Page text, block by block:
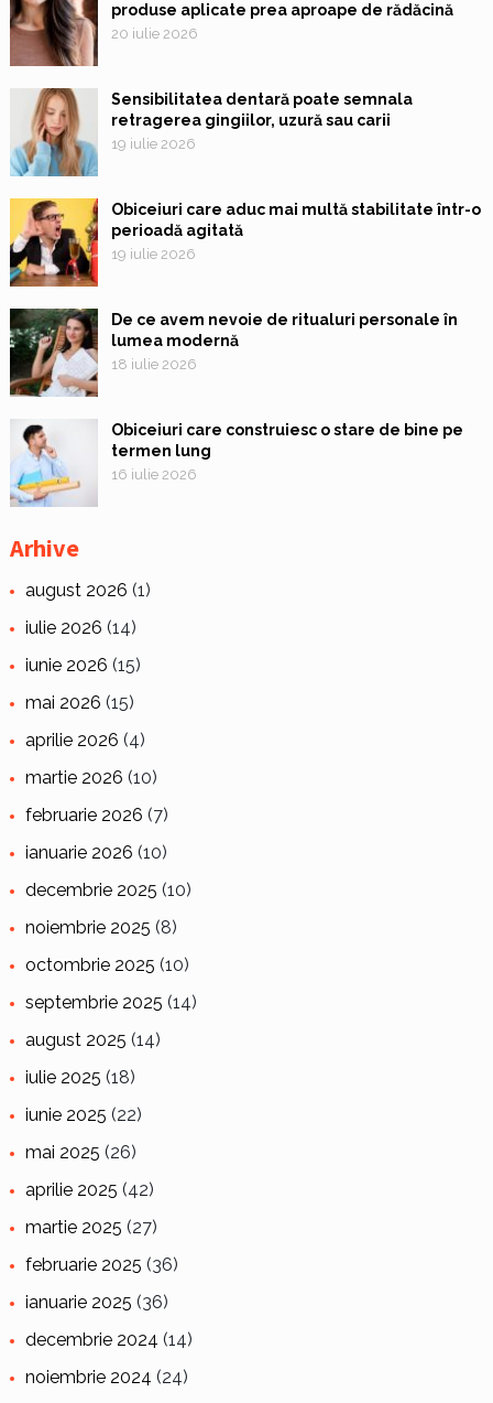
produse aplicate prea aproape de rădăcină
20 iulie 2026
Sensibilitatea dentară poate semnala
retragerea gingiilor, uzură sau carii
19 iulie 2026
Obiceiuri care aduc mai multă stabilitate într-o
perioadă agitată
19 iulie 2026
De ce avem nevoie de ritualuri personale în
lumea modernă
18 iulie 2026
Obiceiuri care construiesc o stare de bine pe
termen lung
16 iulie 2026
Arhive
august 2026 (1)
iulie 2026 (14)
iunie 2026 (15)
mai 2026 (15)
aprilie 2026 (4)
martie 2026 (10)
februarie 2026 (7)
ianuarie 2026 (10)
decembrie 2025 (10)
noiembrie 2025 (8)
octombrie 2025 (10)
septembrie 2025 (14)
august 2025 (14)
iulie 2025 (18)
iunie 2025 (22)
mai 2025 (26)
aprilie 2025 (42)
martie 2025 (27)
februarie 2025 (36)
ianuarie 2025 (36)
decembrie 2024 (14)
noiembrie 2024 (24)